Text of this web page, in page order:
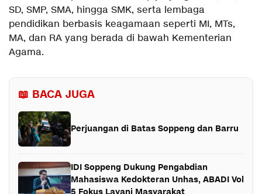
SD, SMP, SMA, hingga SMK, serta lembaga
pendidikan berbasis keagamaan seperti MI, MTs,
MA, dan RA yang berada di bawah Kementerian
Agama.
📖 BACA JUGA
Perjuangan di Batas Soppeng dan Barru
IDI Soppeng Dukung Pengabdian
Mahasiswa Kedokteran Unhas, ABADI Vol